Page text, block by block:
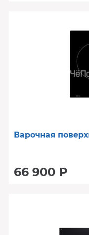
Варочная
66 900 Р